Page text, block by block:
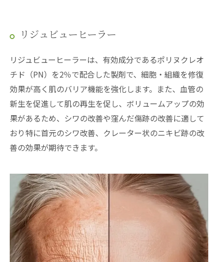
リジュビューヒーラー
リジュビューヒーラーは、有効成分であるポリヌクレオ
チド（PN）を2％で配合した製剤で、細胞・組織を修復
効果が高く肌のバリア機能を強化します。また、血管の
新生を促進して肌の再生を促し、ボリュームアップの効
果があるため、シワの改善や窪んだ傷跡の改善に適して
おり特に首元のシワ改善、クレーター状のニキビ跡の改
善の効果が期待できます。